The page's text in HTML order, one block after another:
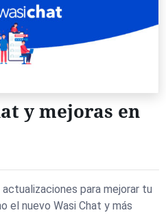
y mejoras en
para mejorar tu
el nuevo Wasi Chat y más